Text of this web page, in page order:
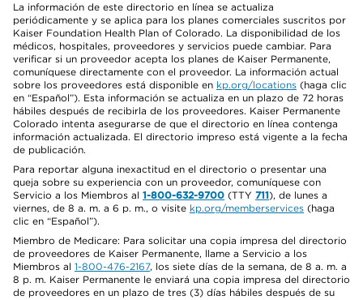
La información de este directorio en línea se actualiza
periódicamente y se aplica para los planes comerciales suscritos por
Kaiser Foundation Health Plan of Colorado. La disponibilidad de los
médicos, hospitales, proveedores y servicios puede cambiar. Para
verificar si un proveedor acepta los planes de Kaiser Permanente,
comuníquese directamente con el proveedor. La información actual
sobre los proveedores está disponible en kp.org/locations (haga clic
en “Español”). Esta información se actualiza en un plazo de 72 horas
hábiles después de recibirla de los proveedores. Kaiser Permanente
Colorado intenta asegurarse de que el directorio en línea contenga
información actualizada. El directorio impreso está vigente a la fecha
de publicación.
Para reportar alguna inexactitud en el directorio o presentar una
queja sobre su experiencia con un proveedor, comuníquese con
Servicio a los Miembros al 1-800-632-9700 (TTY 711), de lunes a
viernes, de 8 a. m. a 6 p. m., o visite kp.org/memberservices (haga
clic en “Español”).
Miembro de Medicare: Para solicitar una copia impresa del directorio
de proveedores de Kaiser Permanente, llame a Servicio a los
Miembros al 1-800-476-2167, los siete días de la semana, de 8 a. m. a
8 p. m. Kaiser Permanente le enviará una copia impresa del directorio
de proveedores en un plazo de tres (3) días hábiles después de su